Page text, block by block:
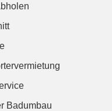
Badumbau